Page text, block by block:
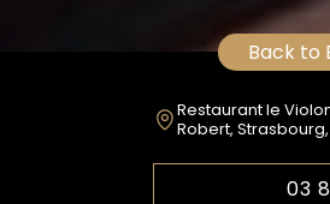
Back to
Restaurant le
Robert,
03